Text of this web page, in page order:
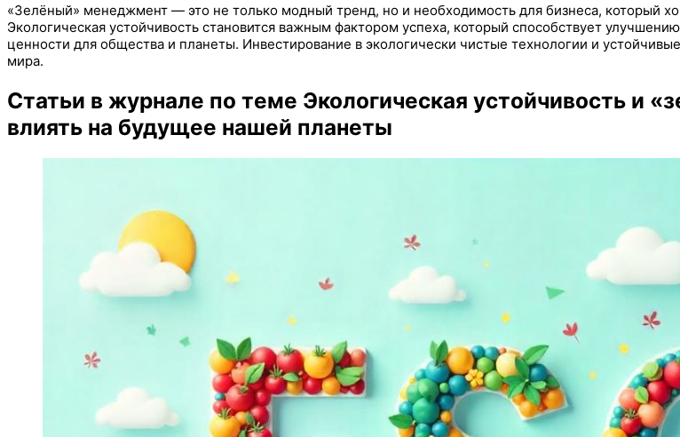
«Зелёный» менеджмент — это не только модный тренд, но и необходимость для бизнеса, который
Экологическая устойчивость становится важным фактором успеха, который способствует
ценности для общества и планеты. Инвестирование в экологически чистые технологии и
мира.
Статьи в журнале по теме Экологическая устойчивость и
влиять на будущее нашей планеты